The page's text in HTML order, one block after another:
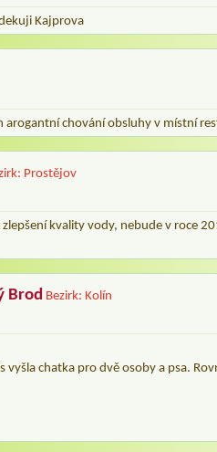
Kajprova
chování obsluhy v místní
Prostějov
kvality vody, nebude v roce
Brod Bezirk: Kolín
vyšla chatka pro dvě osoby a psa.